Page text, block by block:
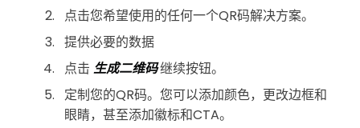
点击您希望使用的任何一个QR码解决方案。
提供必要的数据
点击 生成二维码继续按钮。
定制您的QR码。您可以添加颜色，更改边框和
眼睛，甚至添加徽标和CTA。